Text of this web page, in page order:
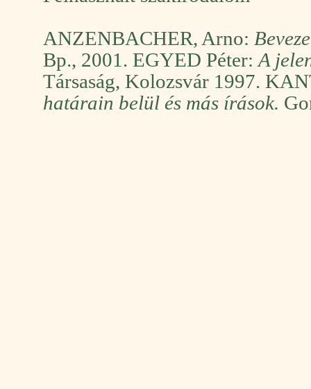
ANZENBACHER, Arno:
Bp., 2001. EGYED Péter: A
Társaság, Kolozsvár 1997.
határain belül és más írások.